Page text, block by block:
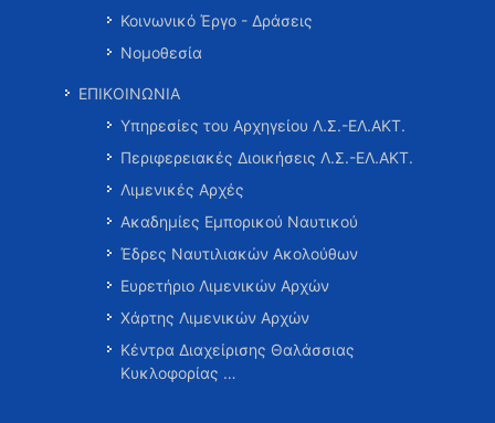
Κοινωνικό Έργο - Δράσεις
Νομοθεσία
ΕΠΙΚΟΙΝΩΝΙΑ
Υπηρεσίες του Αρχηγείου Λ.Σ.-ΕΛ.ΑΚΤ.
Περιφερειακές Διοικήσεις Λ.Σ.-ΕΛ.ΑΚΤ.
Λιμενικές Αρχές
Ακαδημίες Εμπορικού Ναυτικού
Έδρες Ναυτιλιακών Ακολούθων
Ευρετήριο Λιμενικών Αρχών
Χάρτης Λιμενικών Αρχών
Κέντρα Διαχείρισης Θαλάσσιας
Κυκλοφορίας …